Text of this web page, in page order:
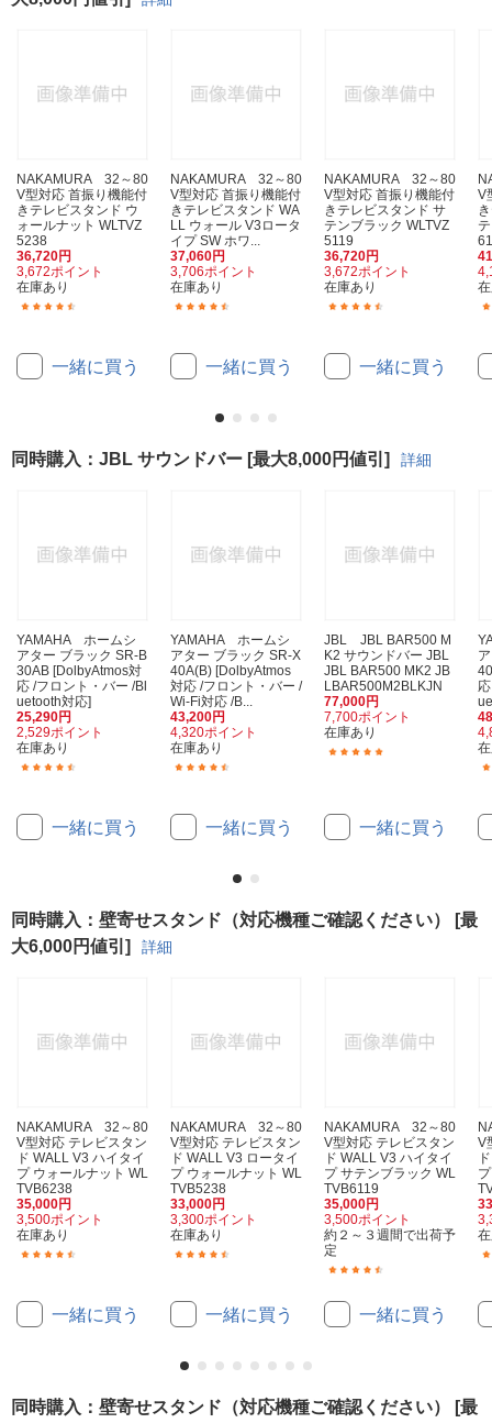
NAKAMURA 32～80
V型対応 首振り機能付
きテレビスタンド ウ
ォールナット WLTVZ
5238
36,720円
3,672ポイント
在庫あり
一緒に買う
NAKAMURA 32～80
V型対応 首振り機能付
きテレビスタンド WA
LL ウォール V3ロータ
イプ SW ホワ...
37,060円
3,706ポイント
在庫あり
一緒に買う
NAKAMURA 32～80
V型対応 首振り機能付
きテレビスタンド サ
テンブラック WLTVZ
5119
36,720円
3,672ポイント
在庫あり
一緒に買う
V
同時購入：JBL サウンドバー [最大8,000円値引] 詳細
YAMAHA ホームシ
アター ブラック SR-B
30AB [DolbyAtmos対
応 /フロント・バー /Bl
uetooth対応]
25,290円
2,529ポイント
在庫あり
一緒に買う
YAMAHA ホームシ
アター ブラック SR-X
40A(B) [DolbyAtmos
対応 /フロント・バー /
Wi-Fi対応 /B...
43,200円
4,320ポイント
在庫あり
一緒に買う
JBL JBL BAR500 M
K2 サウンドバー JBL
JBL BAR500 MK2 JB
LBAR500M2BLKJN
77,000円
7,700ポイント
在庫あり
一緒に買う
同時購入：壁寄せスタンド（対応機種ご確認ください） [最
大6,000円値引]
詳細
NAKAMURA 32～80
V型対応 テレビスタン
ド WALL V3 ハイタイ
プ ウォールナット WL
TVB6238
35,000円
3,500ポイント
在庫あり
一緒に買う
NAKAMURA 32～80
V型対応 テレビスタン
ド WALL V3 ロータイ
プ ウォールナット WL
TVB5238
33,000円
3,300ポイント
在庫あり
一緒に買う
NAKAMURA 32～80
V型対応 テレビスタン
ド WALL V3 ハイタイ
プ サテンブラック WL
TVB6119
35,000円
3,500ポイント
約２～３週間で出荷予
定
一緒に買う
V
同時購入：壁寄せスタンド（対応機種ご確認ください） [最